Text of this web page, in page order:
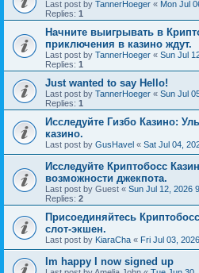
Last post by TannerHoeger « Mon Jul
Replies: 1
Начните выигрывать в
приключения в казино ждут.
Last post by TannerHoeger « Sun Jul
Replies: 1
Just wanted to say Hello!
Last post by TannerHoeger « Sun Jul
Replies: 1
Исследуйте Гизбо Казино:
казино.
Last post by GusHavel « Sat Jul 04,
Исследуйте Криптобосс
возможности джекпота.
Last post by Guest « Sun Jul 12, 2026
Replies: 2
Присоединяйтесь
слот-экшен.
Last post by KiaraCha « Fri Jul 03,
Im happy I now signed up